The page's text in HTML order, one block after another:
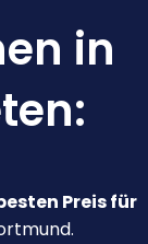
in
Preis für